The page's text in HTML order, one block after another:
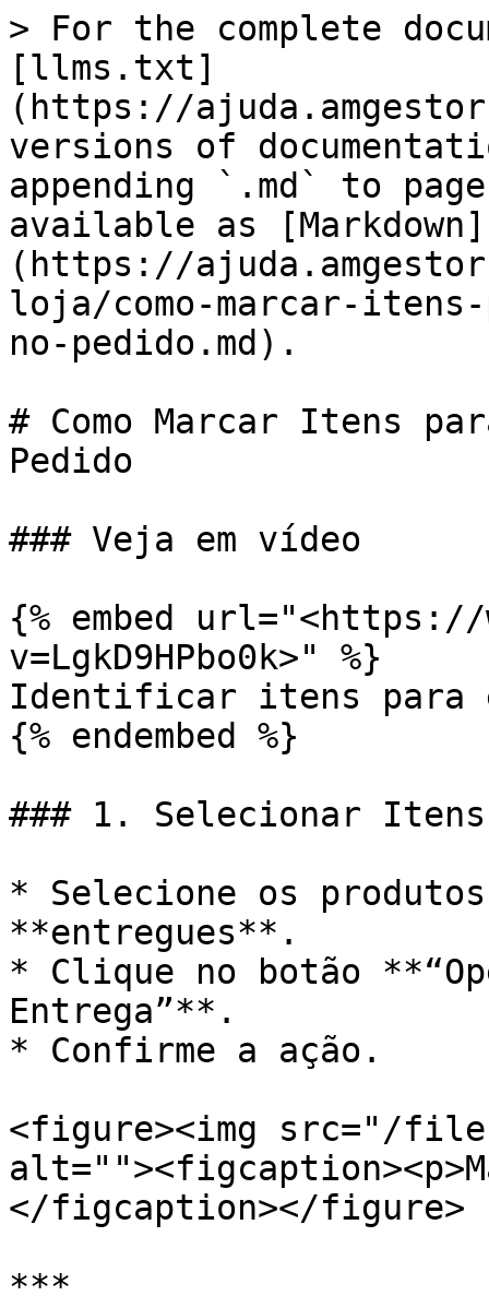
> For the complete
[llms.txt]
(https://
versions of
appending `.md` to
available as [Markdown]
(https://
loja/como-marcar-
no-pedido.md).
# Como Marcar Itens
Pedido
### Veja em vídeo
{% embed url="<https://
v=LgkD9HPbo0k>" %}
Identificar itens para
{% endembed %}
### 1. Selecionar
* Selecione os
**entregues**.
* Clique no botão
Entrega”**.
* Confirme a ação.
<figure><img src="/files/
</figcaption></figure>
***